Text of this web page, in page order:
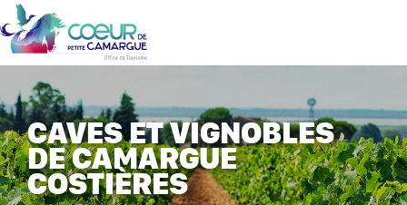
Aller
au
contenu
principal
CAVES ET VIGNOBLES
DE CAMARGUE
COSTIÈRES